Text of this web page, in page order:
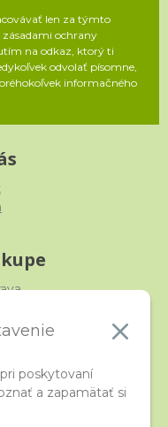
poskytovaní
a zapamätať si
len za týmto
zásadami ochrany
na odkaz, ktorý ti
odvolať písomne,
informačného